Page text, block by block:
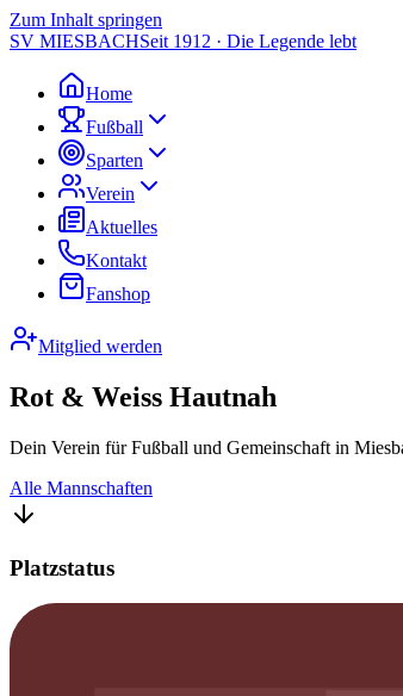
Zum Inhalt springen
SV MIESBACHSeit 1912 · Die Legende lebt
Home
Fußball
Sparten
Verein
Aktuelles
Kontakt
Fanshop
Mitglied werden
Rot & Weiss Hautnah
Dein Verein für Fußball und Gemeinschaft in
Alle Mannschaften
Platzstatus